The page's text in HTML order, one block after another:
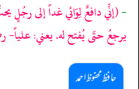
-(إنِّي دافعٌ لِوَائي غداً إلى رجُلٍ
يرجعُ حتّى يُفتح له. يعني: علياً-
حافظ محفوظ احمد